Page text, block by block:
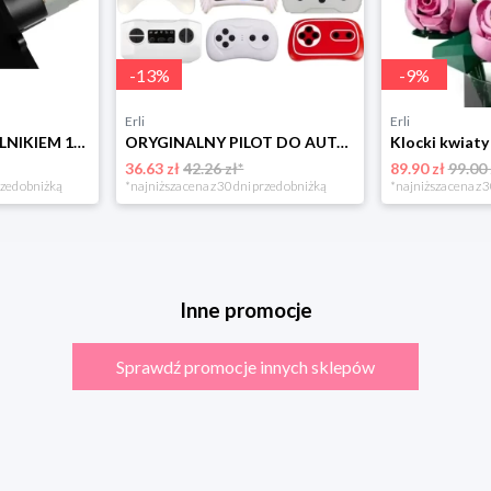
PRZEKŁADNIA Z SILNIKIEM 12V/20000rpm/45W Silnik Napęd do auta na akumulator
obniżką
-13%
Erli
ORYGINALNY PILOT DO AUTA NA AKUMULATOR DLA DZIECI zdalnie sterowany 2.4 G
36.63 zł42.26 zł*
*najniższa cena z 30 dni przed obniżką
-9%
Erli
89.90 zł99.00
*najniższa cena z
Inne promocje
Sprawdź promocje innych sklepów